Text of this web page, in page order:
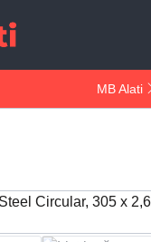
MB Alati